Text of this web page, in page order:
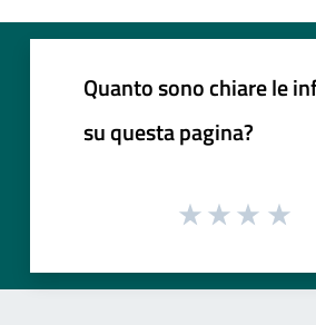
Quanto sono chiare le
su questa pagina?